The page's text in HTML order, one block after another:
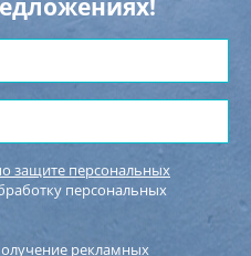
защите персональных
персональных
рекламных